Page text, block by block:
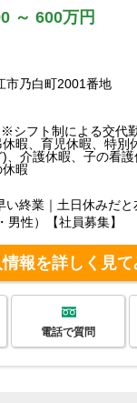
～ 600万円
市乃白町2001番地
シフト制による交代
暇、育児休暇、特別
、介護休暇、子の看
暇
い終業｜土日休みだ
性）【社員募集】
報を詳しく見て
電話で質問